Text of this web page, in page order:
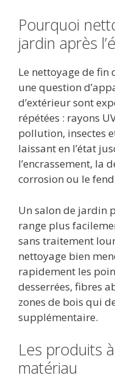
Pourquoi
jardin après
Le nettoyage de fin
une question
d’extérieur sont
répétées : rayons
pollution, insectes
laissant en l’état
l’encrassement, la
corrosion ou le
Un salon de jardin
range plus
sans traitement
nettoyage bien
rapidement les
desserrées, fibres
zones de bois qui
supplémentaire.
Les produits
matériau